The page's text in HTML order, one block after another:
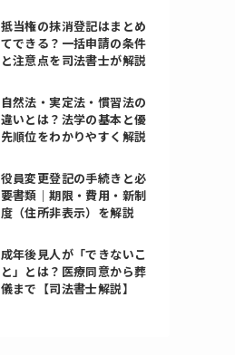
抵当権の抹消登記はまとめ
てできる？一括申請の条件
と注意点を司法書士が解説
自然法・実定法・慣習法の
違いとは？法学の基本と優
先順位をわかりやすく解説
役員変更登記の手続きと必
要書類｜期限・費用・新制
度（住所非表示）を解説
成年後見人が「できないこ
と」とは？医療同意から葬
儀まで【司法書士解説】